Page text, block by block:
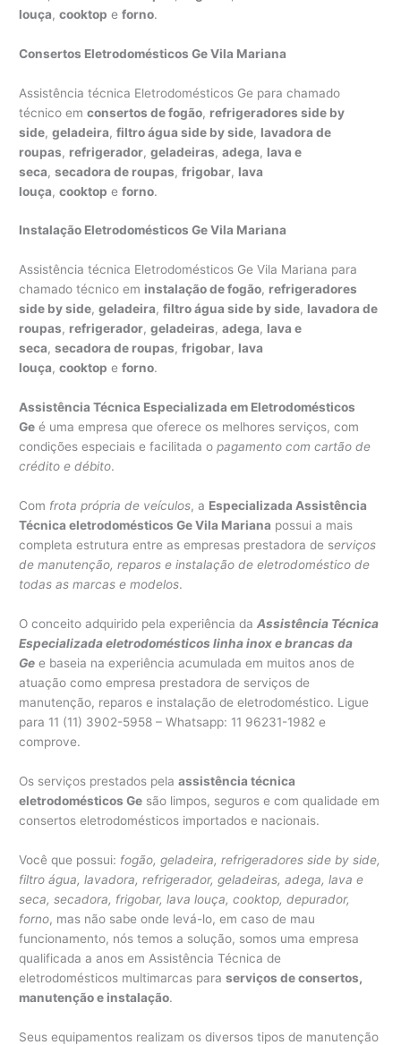
louça,cooktop eforno.
Consertos Eletrodomésticos Ge Vila Mariana
Assistência técnica Eletrodomésticos Ge para chamado
técnico emconsertos de fogão, refrigeradores side by
side,geladeira,filtro água side by side, lavadora de
roupas, refrigerador,geladeiras,adega, lava e
seca,secadora de roupas,frigobar, lava
louça,cooktop eforno.
Instalação Eletrodomésticos Ge Vila Mariana
Assistência técnica Eletrodomésticos Ge Vila Mariana para
chamado técnico em instalação de fogão, refrigeradores
side by side,geladeira,filtro água side by side, lavadora de
roupas, refrigerador,geladeiras,adega, lava e
seca,secadora de roupas,frigobar, lava
louça,cooktop eforno.
Assistência Técnica Especializada em Eletrodomésticos
Ge é uma empresa que oferece os melhores serviços, com
condições especiais e facilitada opagamento com cartão de
crédito e débito.
Com frota própria de veículos, a Especializada Assistência
Técnica eletrodomésticos Ge Vila Mariana possui a mais
completa estrutura entre as empresas prestadora de serviços
de manutenção, reparos e instalação de eletrodoméstico de
todas as marcas e modelos.
O conceito adquirido pela experiência daAssistência Técnica
Especializada eletrodomésticos linha inox e brancas da
Ge e baseia na experiência acumulada em muitos anos de
atuação como empresa prestadora de serviços de
manutenção, reparos e instalação de eletrodoméstico. Ligue
para 11 (11) 3902-5958 – Whatsapp: 11 96231-1982 e
comprove.
Os serviços prestados pelaassistência técnica
eletrodomésticos Ge são limpos, seguros e com qualidade em
consertos eletrodomésticos importados e nacionais.
Você que possui: fogão, geladeira, refrigeradores side by side,
filtro água, lavadora, refrigerador, geladeiras, adega, lava e
seca, secadora, frigobar, lava louça, cooktop, depurador,
forno, mas não sabe onde levá-lo, em caso de mau
funcionamento, nós temos a solução, somos uma empresa
qualificada a anos em Assistência Técnica de
eletrodomésticos multimarcas paraserviços de consertos,
manutenção e instalação.
Seus equipamentos realizam os diversos tipos de manutenção